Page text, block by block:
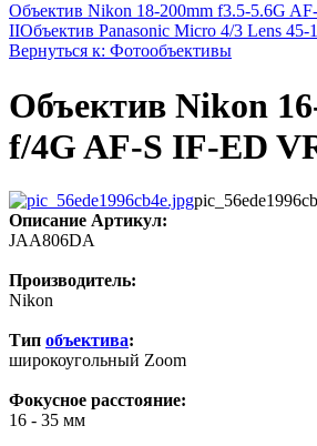
Объектив Nikon 18-200mm f3.5-5.6G
IIОбъектив Panasonic Micro 4/3 Lens 45-
Вернуться к: Фотообъективы
Объектив Nikon
f/4G AF-S IF-ED
Описание Артикул:
JAA806DA
Производитель:
Nikon
Тип объектива:
широкоугольный Zoom
Фокусное расстояние:
16 - 35 мм